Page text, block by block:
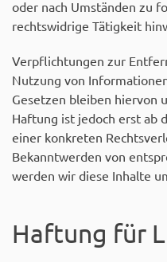
oder nach Umständen zu
rechtswidrige Tätigkeit
Verpflichtungen zur
Nutzung von
Gesetzen bleiben hiervon
Haftung ist jedoch erst ab
einer konkreten
Bekanntwerden von
werden wir diese Inhalte
Haftung für